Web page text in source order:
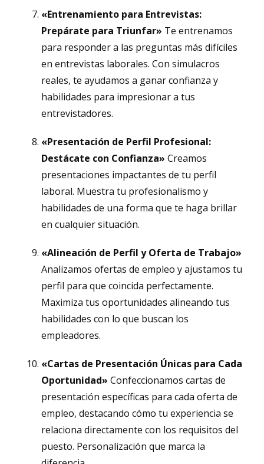
«Entrenamiento para Entrevistas:
Prepárate para Triunfar» Te entrenamos
para responder a las preguntas más difíciles
en entrevistas laborales. Con simulacros
reales, te ayudamos a ganar confianza y
habilidades para impresionar a tus
entrevistadores.
«Presentación de Perfil Profesional:
Destácate con Confianza» Creamos
presentaciones impactantes de tu perfil
laboral. Muestra tu profesionalismo y
habilidades de una forma que te haga brillar
en cualquier situación.
«Alineación de Perfil y Oferta de Trabajo»
Analizamos ofertas de empleo y ajustamos tu
perfil para que coincida perfectamente.
Maximiza tus oportunidades alineando tus
habilidades con lo que buscan los
empleadores.
«Cartas de Presentación Únicas para Cada
Oportunidad» Confeccionamos cartas de
presentación específicas para cada oferta de
empleo, destacando cómo tu experiencia se
relaciona directamente con los requisitos del
puesto. Personalización que marca la